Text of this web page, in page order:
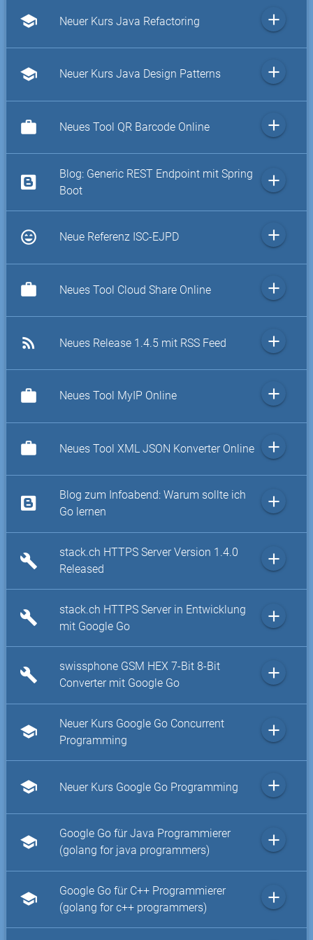
school Neuer Kurs Java Refactoring add
school Neuer Kurs Java Design Patterns add
work Neues Tool QR Barcode Online add
Blog: Generic REST Endpoint mit Spring
Boot
add
sentiment_very_satisfied Neue Referenz ISC-EJPD add
work Neues Tool Cloud Share Online add
rss_feed Neues Release 1.4.5 mit RSS Feed add
work Neues Tool MyIP Online add
work Neues Tool XML JSON Konverter Online add
Blog zum Infoabend: Warum sollte ich
Go lernen
add
build
stack.ch HTTPS Server Version 1.4.0
Released
add
build
stack.ch HTTPS Server in Entwicklung
mit Google Go
add
build
swissphone GSM HEX 7-Bit 8-Bit
Converter mit Google Go
add
school
Neuer Kurs Google Go Concurrent
Programming
add
school Neuer Kurs Google Go Programming add
school
Google Go für Java Programmierer
(golang for java programmers)
add
school
Google Go für C++ Programmierer
(golang for c++ programmers)
add